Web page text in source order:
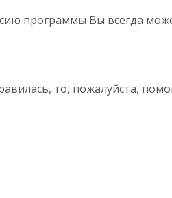
программы Вы всегда
то, пожалуйста,